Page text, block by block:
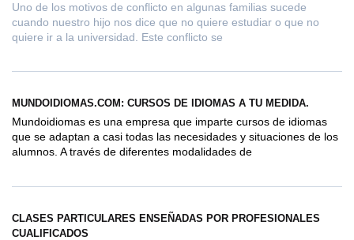
Uno de los motivos de conflicto en algunas familias sucede
cuando nuestro hijo nos dice que no quiere estudiar o que no
quiere ir a la universidad. Este conflicto se
MUNDOIDIOMAS.COM: CURSOS DE IDIOMAS A TU MEDIDA.
Mundoidiomas es una empresa que imparte cursos de idiomas
que se adaptan a casi todas las necesidades y situaciones de los
alumnos. A través de diferentes modalidades de
CLASES PARTICULARES ENSEÑADAS POR PROFESIONALES
CUALIFICADOS